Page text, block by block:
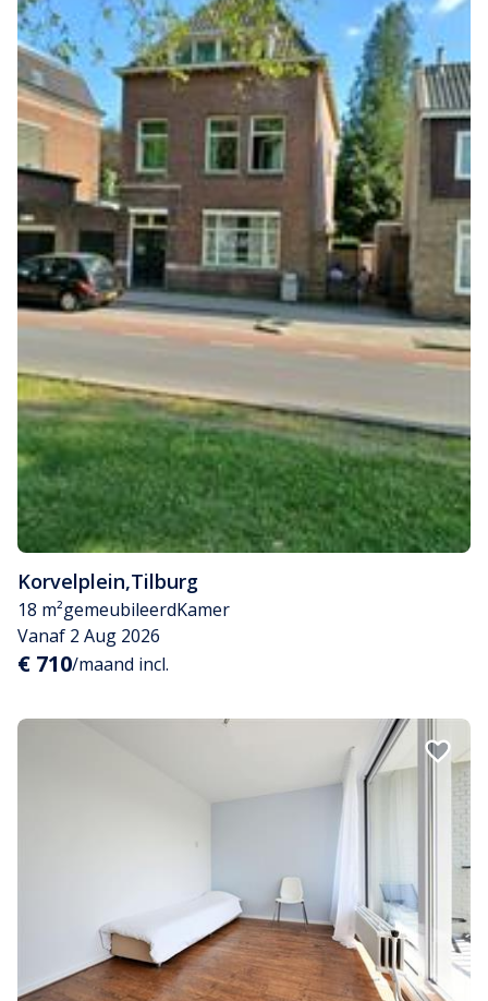
Korvelplein,Tilburg
18 m²gemeubileerdKamer
Vanaf 2 Aug 2026
€ 710/maand incl.